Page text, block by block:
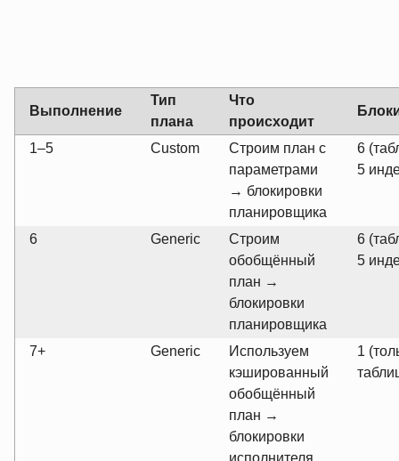
Выполнение
Тип
плана
Что
происходит
1–5 Custom
Строим план с
параметрами
→ блокировки
планировщика
6
5
6 Generic
Строим
обобщённый
план →
блокировки
планировщика
6
5
7+ Generic
Используем
кэшированный
обобщённый
план →
блокировки
исполнителя
1